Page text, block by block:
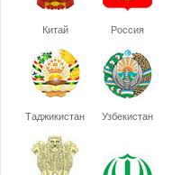
Китай Россия
Таджикистан Узбекистан